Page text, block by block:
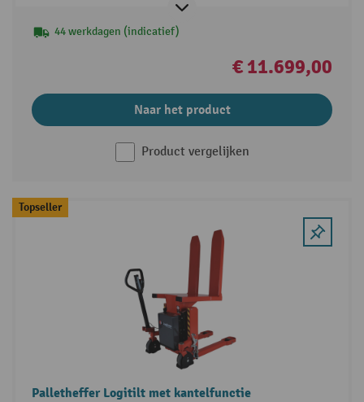
44 werkdagen (indicatief)
€ 11.699,00
Naar het product
Product vergelijken
Topseller
Palletheffer Logitilt met kantelfunctie